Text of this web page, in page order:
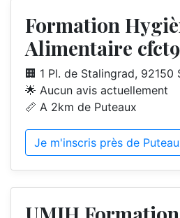
Formation
Alimentaire
🏢 1 Pl. de Stalingrad, 92150
🌟 Aucun avis actuellement
📏 A 2km de Puteaux
Je m'inscris près de